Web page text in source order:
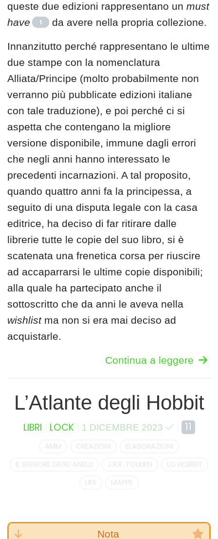
queste due edizioni rappresentano un must
have
1 da avere nella propria collezione.
Innanzitutto perché rappresentano le ultime
due stampe con la nomenclatura
Alliata/Principe (molto probabilmente non
verranno più pubblicate edizioni italiane
con tale traduzione), e poi perché ci si
aspetta che contengano la migliore
versione disponibile, immune dagli errori
che negli anni hanno interessato le
precedenti incarnazioni. A tal proposito,
quando quattro anni fa la principessa, a
seguito di una disputa legale con la casa
editrice, ha deciso di far ritirare dalle
librerie tutte le copie del suo libro, si è
scatenata una frenetica corsa per riuscire
ad accaparrarsi le ultime copie disponibili;
alla quale ha partecipato anche il
sottoscritto che da anni le aveva nella
wishlistma non si era mai deciso ad
acquistarle.
Continua a leggere
L’Atlante degli Hobbit
LIBRI LOCK 1 DICEMBRE 2023 11
AMM CREAZIONI
ELABORAZIONI
IL SIGNORE DEGLI ANELLI
J.R.R. TOLKIEN
LO HOBBIT
LRX
MAPPE
Nota